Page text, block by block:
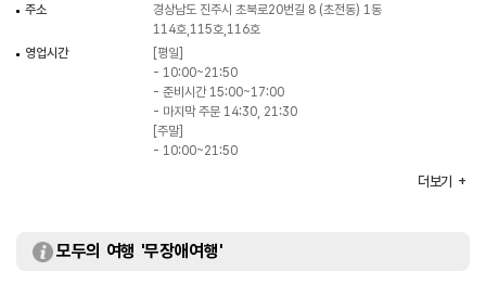
주소
경상남도 진주시 초북로20번길 8 (초전동) 1동
114호,115호,116호
영업시간
[평일]
- 10:00~21:50
- 준비시간 15:00~17:00
- 마지막 주문 14:30, 21:30
[주말]
- 10:00~21:50
대표메뉴
물냉면
더보기
모두의 여행 '무장애여행'